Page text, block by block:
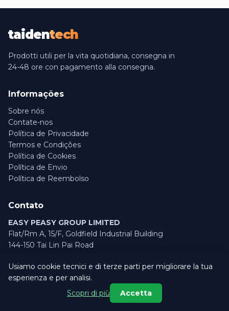
Marco R.
ha appena ordinato
HyperTrimmer™ 3000
taidentech
Prodotti utili per la vita quotidiana, consegna in
24-48 ore con pagamento alla consegna.
Informações
Sobre nós
Contate-nos
Política de Privacidade
Termos e Condições
Política de Cookies
Política de Envio
Política de Reembolso
Contato
EASY PEASY GROUP LIMITED
Flat/Rm A, 15/F, Goldfield Industrial Building
144-150 Tai Lin Pai Road
info@taidentech.com
EASY PEASY GROUP LIMITED— Todos os direitos reservados.
Usiamo cookie tecnici e di terze parti per migliorare la tua
esperienza e per analisi.
Scopri di più
Accetta